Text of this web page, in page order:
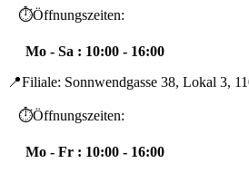
⏱️Öffnungszeiten:
Mo - Sa : 10:00 - 16:00
📍Filiale: Sonnwendgasse 38, Lokal 3,
⏱️Öffnungszeiten:
Mo - Fr : 10:00 - 16:00